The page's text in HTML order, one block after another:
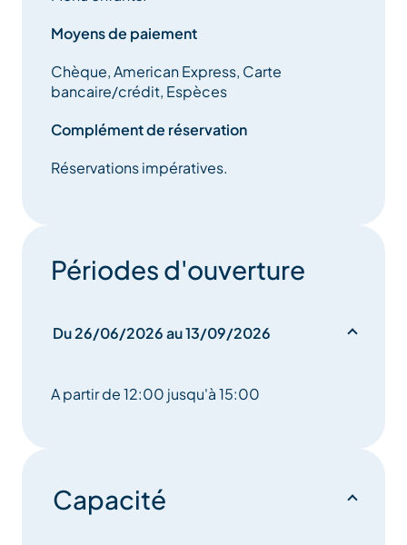
Moyens de paiement
Chèque, American Express, Carte
bancaire/crédit, Espèces
Complément de réservation
Réservations impératives.
Périodes d'ouverture
Du 26/06/2026 au 13/09/2026
A partir de 12:00 jusqu'à 15:00
Capacité